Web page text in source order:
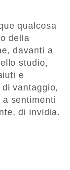
qualcosa
della
davanti a
studio,
e
vantaggio,
sentimenti
di invidia.